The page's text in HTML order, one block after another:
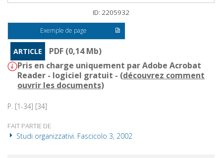
ID: 2205932
Exemple de page
ARTICLE
PDF (0,14 Mb)
Pris en charge uniquement par Adobe Acrobat
Reader - logiciel gratuit - (découvrez comment
ouvrir les documents)
P. [1-34] [34]
FAIT PARTIE DE
Studi organizzativi. Fascicolo 3, 2002